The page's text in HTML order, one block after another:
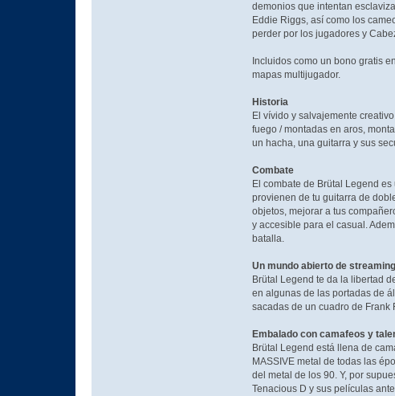
demonios que intentan
Eddie Riggs, así como los
perder por los jugadores y
Incluidos como un bono gratis
mapas multijugador.
Historia
El vívido y salvajemente
fuego / montadas en aros,
un hacha, una guitarra y sus
Combate
El combate de Brütal Legend
provienen de tu guitarra de
objetos, mejorar a tus
y accesible para el casual.
batalla.
Un mundo abierto de streaming
Brütal Legend te da la libertad
en algunas de las portadas de
sacadas de un cuadro de Frank
Embalado con camafeos y
Brütal Legend está llena de
MASSIVE metal de todas las
del metal de los 90. Y, por
Tenacious D y sus películas